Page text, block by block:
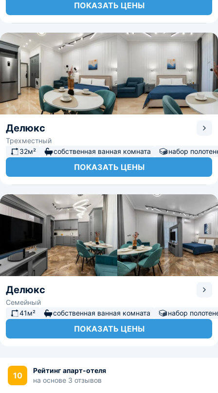
ПОКАЗАТЬ ЦЕНЫ
Делюкс
Трехместный
32м²
собственная ванная комната набор
ПОКАЗАТЬ ЦЕНЫ
Делюкс
Семейный
41м²
собственная ванная комната набор
ПОКАЗАТЬ ЦЕНЫ
10
Рейтинг апарт-отеля
на основе 3 отзывов